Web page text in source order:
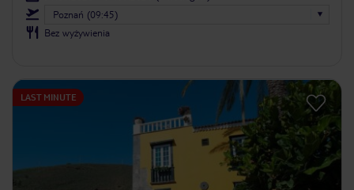
Poznań (09:45)
Bez wyżywienia
LAST MINUTE